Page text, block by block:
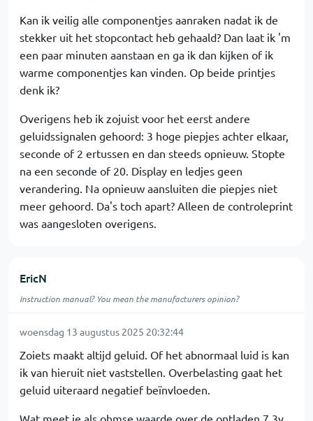
Kan ik veilig alle componentjes aanraken nadat ik de
stekker uit het stopcontact heb gehaald? Dan laat ik 'm
een paar minuten aanstaan en ga ik dan kijken of ik
warme componentjes kan vinden. Op beide printjes
denk ik?
Overigens heb ik zojuist voor het eerst andere
geluidssignalen gehoord: 3 hoge piepjes achter elkaar,
seconde of 2 ertussen en dan steeds opnieuw. Stopte
na een seconde of 20. Display en ledjes geen
verandering. Na opnieuw aansluiten die piepjes niet
meer gehoord. Da's toch apart? Alleen de controleprint
was aangesloten overigens.
EricN
Instruction manual? You mean the manufacturers opinion?
woensdag 13 augustus 2025 20:32:44
Zoiets maakt altijd geluid. Of het abnormaal luid is kan
ik van hieruit niet vaststellen. Overbelasting gaat het
geluid uiteraard negatief beïnvloeden.
Wat meet je als ohmse waarde over de ontladen 7,3v